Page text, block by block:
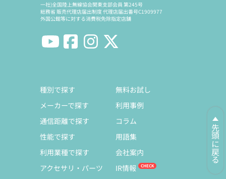
先頭に戻る
一社)全国陸上無線協会関東支部会員 第245号
総務省 販売代理店届出制度 代理店届出番号C1909977
外国公館等に対する消費税免除指定店舗
種別で探す
メーカーで探す
通信距離で探す
性能で探す
利用業種で探す
アクセサリ・パーツ
無料お試し
利用事例
コラム
用語集
会社案内
IR情報